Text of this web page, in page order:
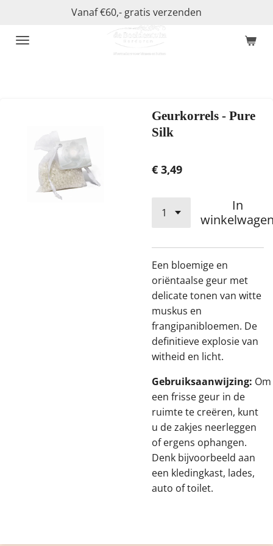
naar
Vanaf €60,- gratis verzenden
Geurkorrels - Pure
Silk
€ 3,49
In
Een bloemige en
oriëntaalse geur met
delicate tonen van witte
muskus en
frangipanibloemen. De
definitieve explosie van
witheid en licht.
Gebruiksaanwijzing: Om
een frisse geur in de
ruimte te creëren, kunt
u de zakjes neerleggen
of ergens ophangen.
Denk bijvoorbeeld aan
een kledingkast, lades,
auto of toilet.